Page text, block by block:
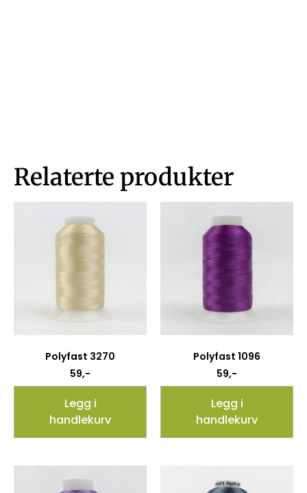
Relaterte produkter
Polyfast 3270
59,-
Legg i
handlekurv
Polyfast 1096
59,-
Legg i
handlekurv